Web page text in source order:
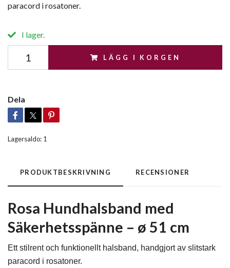
paracord i rosatoner.
I lager.
LÄGG I KORGEN
Dela
Lagersaldo: 1
PRODUKTBESKRIVNING RECENSIONER
Rosa Hundhalsband med
Säkerhetsspänne – ø 51 cm
Ett stilrent och funktionellt halsband, handgjort av slitstark
paracord i rosatoner.